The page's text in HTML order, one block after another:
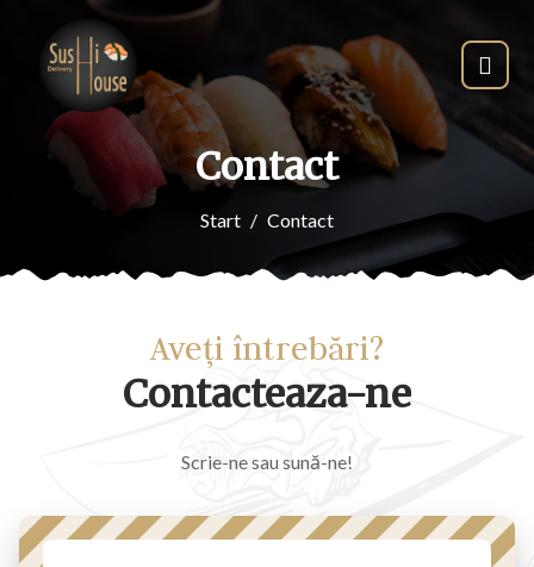
Contact
Start Contact
Aveți întrebări?
Contacteaza-ne
Scrie-ne sau sună-ne!